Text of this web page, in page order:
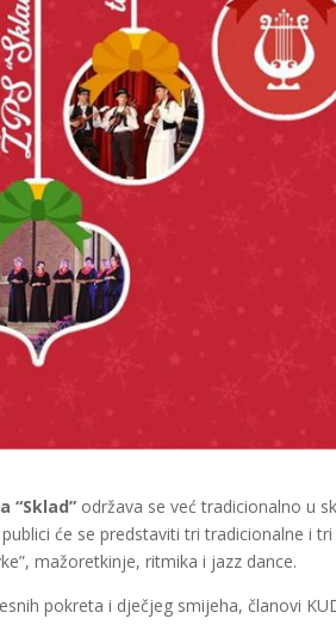
“Sklad” održava se već tradicionalno u
će se predstaviti tri tradicionalne i
mažoretkinje, ritmika i jazz dance.
pokreta i dječjeg smijeha, članovi